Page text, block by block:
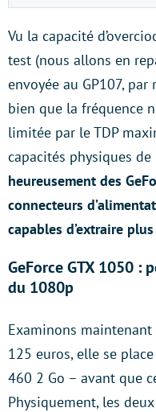
Vu la capacité
test (nous allons en
envoyée au GP107,
bien que la fréquence
limitée par le TDP
capacités physiques de
heureusement des
connecteurs
capables d’extraire
GeForce GTX 1050 :
du 1080p
Examinons maintenant
125 euros, elle se
460 2 Go – avant que
Physiquement, les